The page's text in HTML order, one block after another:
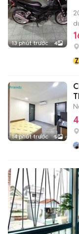
13 phút trước 4
Z
14 phút trước 5